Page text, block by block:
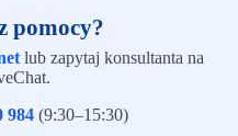
pomocy?
lub zapytaj konsultanta na
984(9:30–15:30)